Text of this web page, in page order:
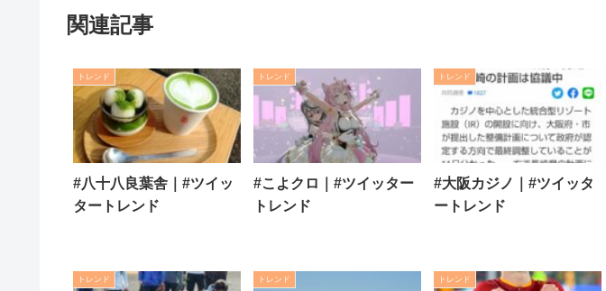
関連記事
トレンド
#八十八良葉舎｜#ツイッ
タートレンド
トレンド
#こよクロ｜#ツイッター
トレンド
トレンド
#大阪カジノ｜#ツイッタ
ートレンド
トレンド トレンド トレンド